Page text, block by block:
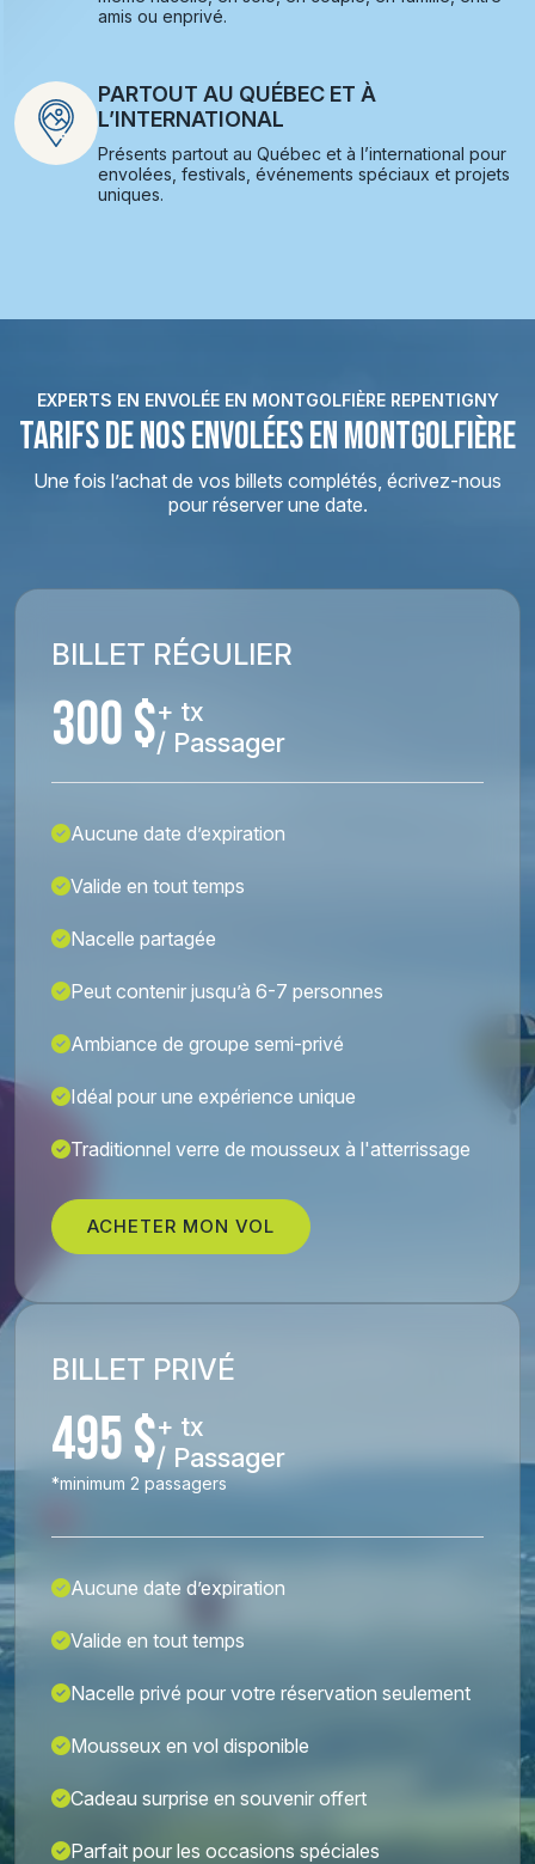
amis ou enprivé.
PARTOUT AU QUÉBEC ET À
L’INTERNATIONAL
Présents partout au Québec et à l’international pour
envolées, festivals, événements spéciaux et projets
uniques.
EXPERTS EN ENVOLÉE EN MONTGOLFIÈRE REPENTIGNY
TARIFS DE NOS ENVOLÉES EN MONTGOLFIÈRE
Une fois l’achat de vos billets complétés, écrivez-nous
pour réserver une date.
BILLET RÉGULIER
300 $+ tx
/ Passager
Aucune date d’expiration
Valide en tout temps
Nacelle partagée
Peut contenir jusqu’à 6-7 personnes
Ambiance de groupe semi-privé
Idéal pour une expérience unique
Traditionnel verre de mousseux à l'atterrissage
ACHETER MON VOL
BILLET PRIVÉ
495 $+ tx
/ Passager
*minimum 2 passagers
Aucune date d’expiration
Valide en tout temps
Nacelle privé pour votre réservation seulement
Mousseux en vol disponible
Cadeau surprise en souvenir offert
Parfait pour les occasions spéciales